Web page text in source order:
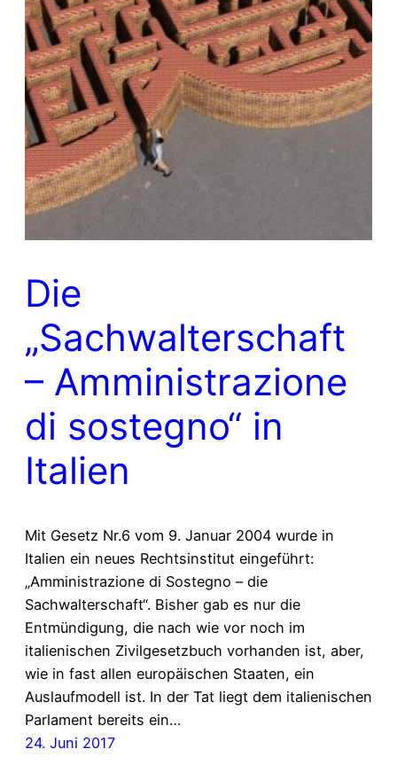
Die
„Sachwalterschaft
– Amministrazione
di sostegno“ in
Italien
Mit Gesetz Nr.6 vom 9. Januar 2004 wurde in
Italien ein neues Rechtsinstitut eingeführt:
„Amministrazione di Sostegno – die
Sachwalterschaft“. Bisher gab es nur die
Entmündigung, die nach wie vor noch im
italienischen Zivilgesetzbuch vorhanden ist, aber,
wie in fast allen europäischen Staaten, ein
Auslaufmodell ist. In der Tat liegt dem italienischen
Parlament bereits ein…
24. Juni 2017